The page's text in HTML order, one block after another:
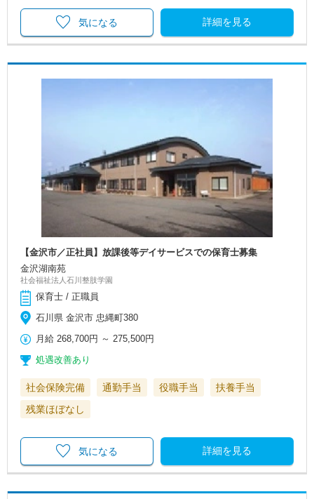
詳細を見る
気になる
【金沢市／正社員】放課後等デイサービスでの保育士募集
金沢湖南苑
社会福祉法人石川整肢学園
保育士 / 正職員
石川県 金沢市 忠縄町380
月給 268,700円 ～ 275,500円
処遇改善あり
社会保険完備 通勤手当 役職手当
扶養手当
残業ほぼなし
詳細を見る
気になる